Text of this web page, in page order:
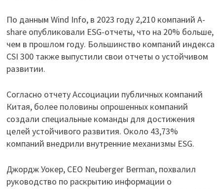
По данным Wind Info, в 2023 году 2,210 компаний A-
share опубликовали ESG-отчеты, что на 20% больше,
чем в прошлом году. Большинство компаний индекса
CSI 300 также выпустили свои отчеты о устойчивом
развитии.
Согласно отчету Ассоциации публичных компаний
Китая, более половины опрошенных компаний
создали специальные команды для достижения
целей устойчивого развития. Около 43,73%
компаний внедрили внутренние механизмы ESG.
Джордж Уокер, CEO Neuberger Berman, похвалил
руководство по раскрытию информации о